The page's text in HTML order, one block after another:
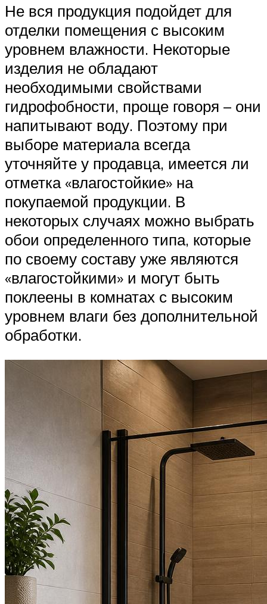
Не вся продукция подойдет для
отделки помещения с высоким
уровнем влажности. Некоторые
изделия не обладают
необходимыми свойствами
гидрофобности, проще говоря – они
напитывают воду. Поэтому при
выборе материала всегда
уточняйте у продавца, имеется ли
отметка «влагостойкие» на
покупаемой продукции. В
некоторых случаях можно выбрать
обои определенного типа, которые
по своему составу уже являются
«влагостойкими» и могут быть
поклеены в комнатах с высоким
уровнем влаги без дополнительной
обработки.